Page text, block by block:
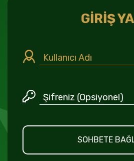
GİRİŞ
SOHBETE